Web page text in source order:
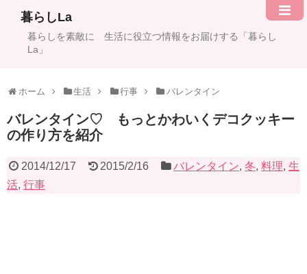
暮らしLa
暮らしを素敵に 生活に役立つ情報をお届けする「暮らし
La」
ホーム 生活 行事 バレンタイン
バレンタイン♡ もっとかわいくデコクッキー
の作り方を紹介
2014/12/17 2015/2/16 バレンタイン,冬,料理,生
活, 行事